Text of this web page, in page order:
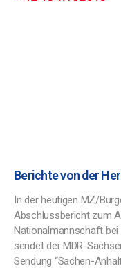
Berichte von der
In der heutigen MZ/
Abschlussbericht zum
Nationalmannschaft bei
sendet der MDR-
Sendung “Sachen-